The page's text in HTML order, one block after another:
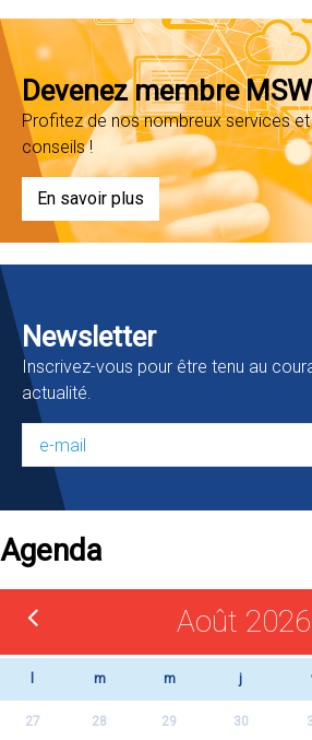
Devenez membre MSW
Profitez de nos nombreux services et
conseils !
En savoir plus
Newsletter
Inscrivez-vous pour être tenu au
actualité.
Agenda
Août 2026
m m j
27 28 29 30